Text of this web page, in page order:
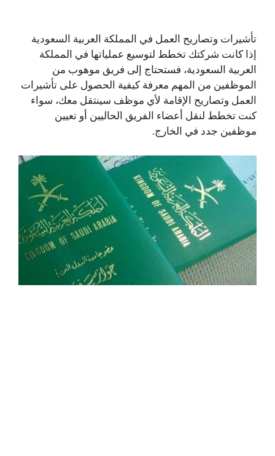
تأشيرات وتصاريح العمل في المملكة العربية السعودية
إذا كانت شركتك تخطط لتوسيع عملياتها في المملكة
العربية السعودية، فستحتاج إلى فريق موهوب من
الموظفين من المهم معرفة كيفية الحصول على تأشيرات
العمل وتصاريح الإقامة لأي موظف سينتقل معك، سواء
كنت تخطط لنقل أعضاء الفريق الحاليين أو تعيين
موظفين جدد في الخارج.